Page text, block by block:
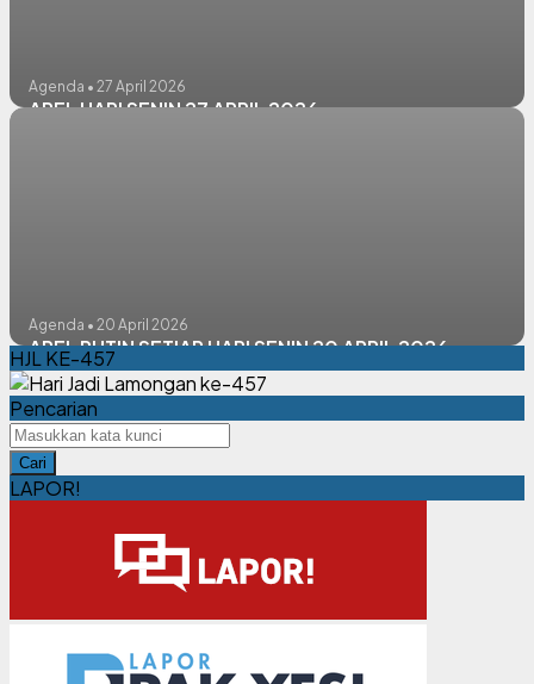
Agenda • 27 April 2026
APEL HARI SENIN 27 APRIL 2026
Agenda • 20 April 2026
APEL RUTIN SETIAP HARI SENIN 20 APRIL 2026
HJL KE-457
Pencarian
Cari
LAPOR!